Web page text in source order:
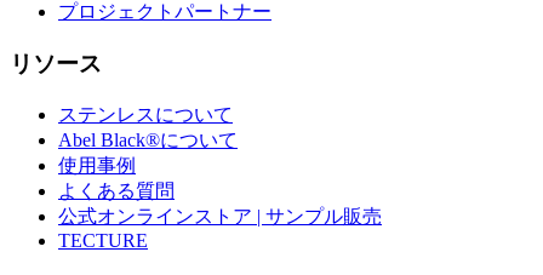
プロジェクトパートナー
リソース
ステンレスについて
Abel Black®について
使用事例
よくある質問
公式オンラインストア | サンプル販売
TECTURE